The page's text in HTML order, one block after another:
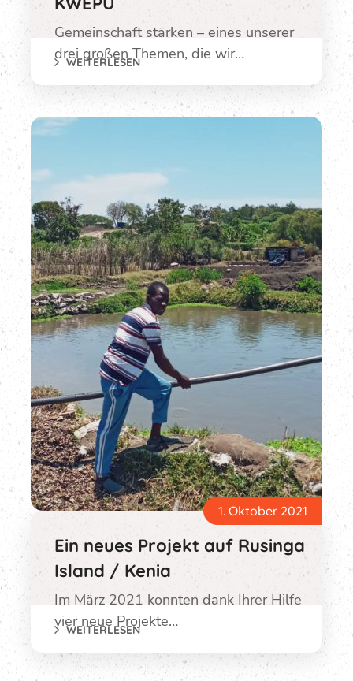
Gemeinschaft stärken – eines unserer
drei großen Themen, die wir…
WEITERLESEN
1. Oktober 2021
Ein neues Projekt auf Rusinga
Island / Kenia
Im März 2021 konnten dank Ihrer Hilfe
vier neue Projekte…
WEITERLESEN